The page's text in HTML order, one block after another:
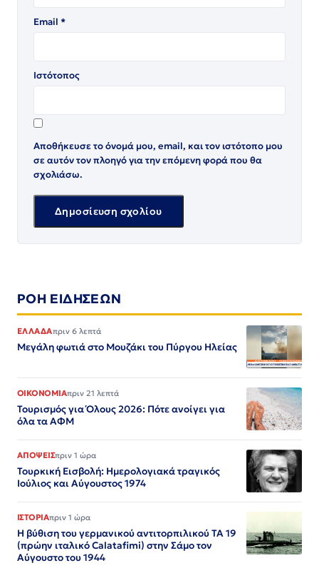
Email *
Ιστότοπος
Αποθήκευσε το όνομά μου, email, και τον ιστότοπο μου
σε αυτόν τον πλοηγό για την επόμενη φορά που θα
σχολιάσω.
ΡΟΗ ΕΙΔΗΣΕΩΝ
ΕΛΛΑΔΑπριν 6 λεπτά
Μεγάλη φωτιά στο Μουζάκι του Πύργου Ηλείας
ΟΙΚΟΝΟΜΙΑπριν 21 λεπτά
Τουρισμός για Όλους 2026: Πότε ανοίγει για
όλα τα ΑΦΜ
ΑΠΟΨΕΙΣπριν 1 ώρα
Τουρκική Εισβολή: Ημερολογιακά τραγικός
Ιούλιος και Αύγουστος 1974
ΙΣΤΟΡΙΑπριν 1 ώρα
Η βύθιση του γερμανικού αντιτορπιλικού ΤΑ 19
(πρώην ιταλικό Calatafimi) στην Σάμο τον
Αύγουστο του 1944